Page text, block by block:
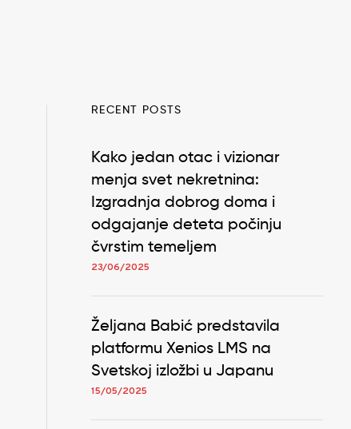
RECENT POSTS
Kako jedan otac i vizionar
menja svet nekretnina:
Izgradnja dobrog doma i
odgajanje deteta počinju
čvrstim temeljem
23/06/2025
Željana Babić predstavila
platformu Xenios LMS na
Svetskoj izložbi u Japanu
15/05/2025